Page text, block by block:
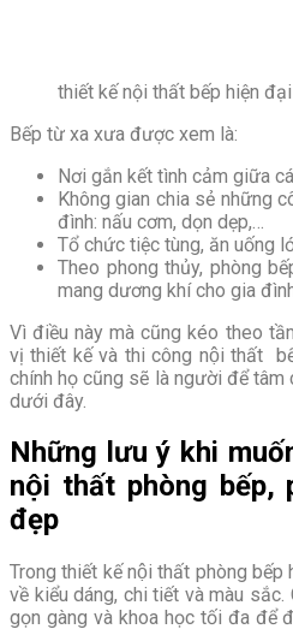
thiết kế nội thất bếp hiện
Bếp từ xa xưa được xem là:
Nơi gắn kết tình cảm giữa
Không gian chia sẻ những
đình: nấu cơm, dọn dẹp,…
Tổ chức tiệc tùng, ăn uống
Theo phong thủy, phòng
mang dương khí cho gia
Vì điều này mà cũng kéo theo
vị thiết kế và thi công nội thất
chính họ cũng sẽ là người để tâm
dưới đây.
Những lưu ý khi
nội thất phòng bếp,
đẹp
Trong thiết kế nội thất phòng
về kiểu dáng, chi tiết và màu
gọn gàng và khoa học tối đa để